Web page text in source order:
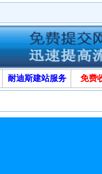
耐迪斯建站服务 免费